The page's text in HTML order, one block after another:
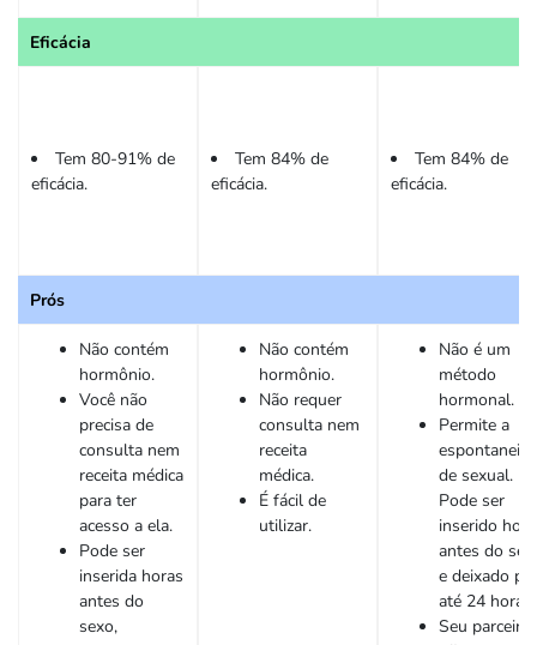
Eficácia
Tem 80-91% de
eficácia.
Prós
Não contém
hormônio.
Você não
precisa de
consulta nem
receita médica
para ter
acesso a ela.
Pode ser
inserida horas
antes do
sexo,
Tem 84% de
eficácia.
Não contém
hormônio.
Não requer
consulta nem
receita
médica.
É fácil de
utilizar.
Tem 84% de
eficácia.
Não é um
método
hormonal.
Permite a
espontaneida
de sexual.
Pode ser
inserido
antes do
e deixado
até 24 horas.
Seu parceiro